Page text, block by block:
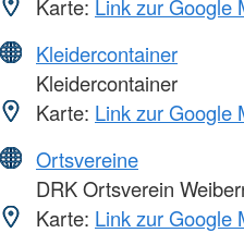
Karte: Link zur Google
Kleidercontainer
Kleidercontainer
Karte: Link zur Google
Ortsvereine
DRK Ortsverein
Karte: Link zur Google